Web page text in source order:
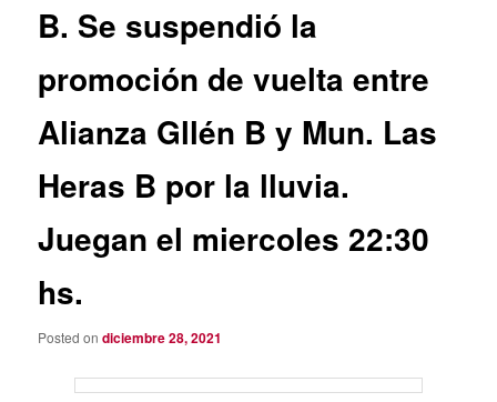
B. Se suspendió la
promoción de vuelta entre
Alianza Gllén B y Mun. Las
Heras B por la lluvia.
Juegan el miercoles 22:30
hs.
Posted ondiciembre 28, 2021